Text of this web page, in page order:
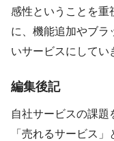
感性ということを重
に、機能追加やブラ
いサービスにしてい
編集後記
自社サービスの課題
「売れるサービス」